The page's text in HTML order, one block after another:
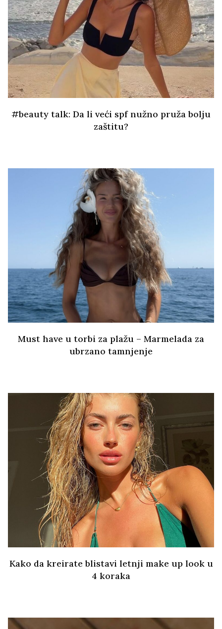
#beauty talk: Da li veći spf nužno pruža bolju
zaštitu?
Must have u torbi za plažu – Marmelada za
ubrzano tamnjenje
Kako da kreirate blistavi letnji make up look u
4 koraka